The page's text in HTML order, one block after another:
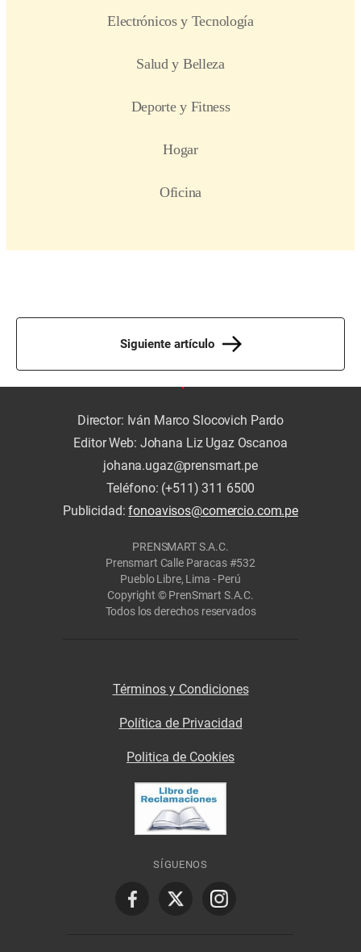
Siguiente artículo
Director: Iván Marco Slocovich Pardo
Editor Web: Johana Liz Ugaz Oscanoa
johana.ugaz@prensmart.pe
Teléfono: (+511) 311 6500
Publicidad:fonoavisos@comercio.com.pe
PRENSMART S.A.C.
Prensmart Calle Paracas #532
Pueblo Libre, Lima - Perú
Copyright © PrenSmart S.A.C.
Todos los derechos reservados
Términos y Condiciones
Política de Privacidad
Politica de Cookies
SÍGUENOS